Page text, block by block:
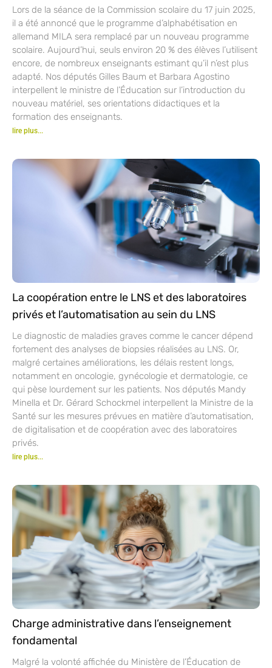
Lors de la séance de la Commission scolaire du 17 juin 2025,
il a été annoncé que le programme d’alphabétisation en
allemand MILA sera remplacé par un nouveau programme
scolaire. Aujourd’hui, seuls environ 20 % des élèves l’utilisent
encore, de nombreux enseignants estimant qu’il n’est plus
adapté. Nos députés Gilles Baum et Barbara Agostino
interpellent le ministre de l’Éducation sur l’introduction du
nouveau matériel, ses orientations didactiques et la
formation des enseignants.
lire plus...
La coopération entre le LNS et des laboratoires
privés et l’automatisation au sein du LNS
Le diagnostic de maladies graves comme le cancer dépend
fortement des analyses de biopsies réalisées au LNS. Or,
malgré certaines améliorations, les délais restent longs,
notamment en oncologie, gynécologie et dermatologie, ce
qui pèse lourdement sur les patients. Nos députés Mandy
Minella et Dr. Gérard Schockmel interpellent la Ministre de la
Santé sur les mesures prévues en matière d’automatisation,
de digitalisation et de coopération avec des laboratoires
privés.
lire plus...
Charge administrative dans l’enseignement
fondamental
Malgré la volonté affichée du Ministère de l’Éducation de